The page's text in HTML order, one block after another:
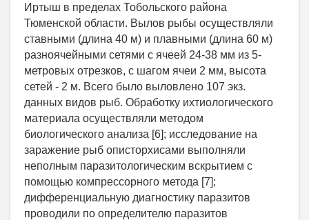
Иртыш в пределах Тобольского района
Тюменской области. Вылов рыбы осуществляли
ставными (длина 40 м) и плавными (длина 60 м)
разноячейными сетями с ячеей 24-38 мм из 5-
метровых отрезков, с шагом ячеи 2 мм, высота
сетей - 2 м. Всего было выловлено 107 экз.
данных видов рыб. Обработку ихтиологического
материала осуществляли методом
биологического анализа [6]; исследование на
заражение рыб описторхисами выполняли
неполным паразитологическим вскрытием с
помощью компрессорного метода [7];
дифференциальную диагностику паразитов
проводили по определителю паразитов